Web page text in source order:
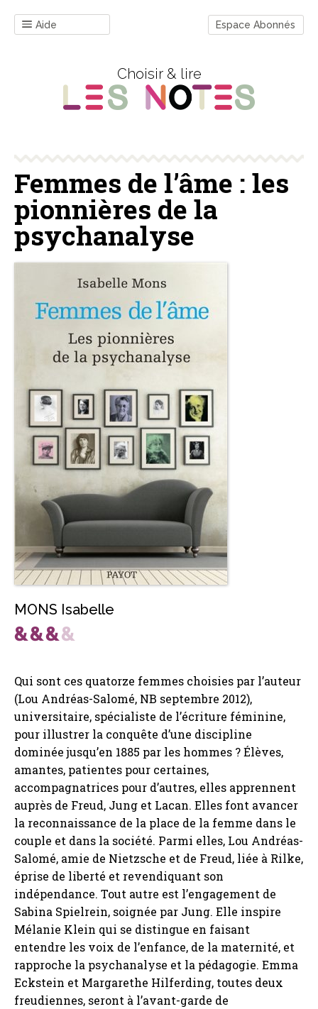
Aide Espace Abonnés
Choisir & lire
Femmes de l’âme : les
pionnières de la
psychanalyse
MONS Isabelle
Qui sont ces quatorze femmes choisies par l’auteur
(Lou Andréas-Salomé, NB septembre 2012),
universitaire, spécialiste de l’écriture féminine,
pour illustrer la conquête d’une discipline
dominée jusqu’en 1885 par les hommes ? Élèves,
amantes, patientes pour certaines,
accompagnatrices pour d’autres, elles apprennent
auprès de Freud, Jung et Lacan. Elles font avancer
la reconnaissance de la place de la femme dans le
couple et dans la société. Parmi elles, Lou Andréas-
Salomé, amie de Nietzsche et de Freud, liée à Rilke,
éprise de liberté et revendiquant son
indépendance. Tout autre est l’engagement de
Sabina Spielrein, soignée par Jung. Elle inspire
Mélanie Klein qui se distingue en faisant
entendre les voix de l’enfance, de la maternité, et
rapproche la psychanalyse et la pédagogie. Emma
Eckstein et Margarethe Hilferding, toutes deux
freudiennes, seront à l’avant-garde de